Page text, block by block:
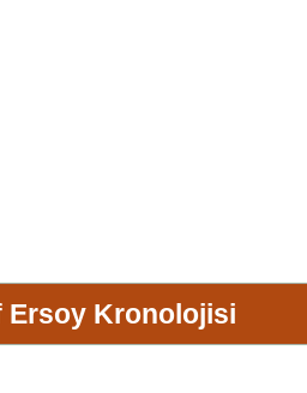
Ersoy Kronolojisi